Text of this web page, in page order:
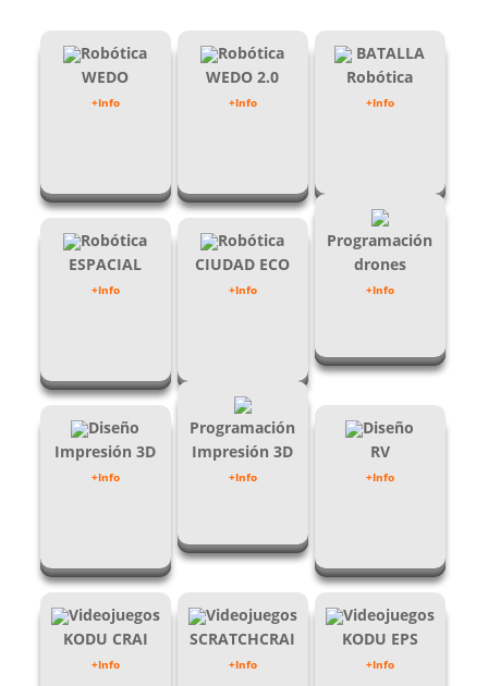
Robótica
WEDO
+Info
Robótica
WEDO 2.0
+Info
BATALLA
Robótica
+Info
Robótica
ESPACIAL
+Info
Robótica
CIUDAD ECO
+Info
Programación
drones
+Info
Diseño
Impresión 3D
+Info
Programación
Impresión 3D
+Info
Diseño
RV
+Info
Videojuegos
KODU CRAI
+Info
Videojuegos
SCRATCHCRAI
+Info
Videojuegos
KODU EPS
+Info